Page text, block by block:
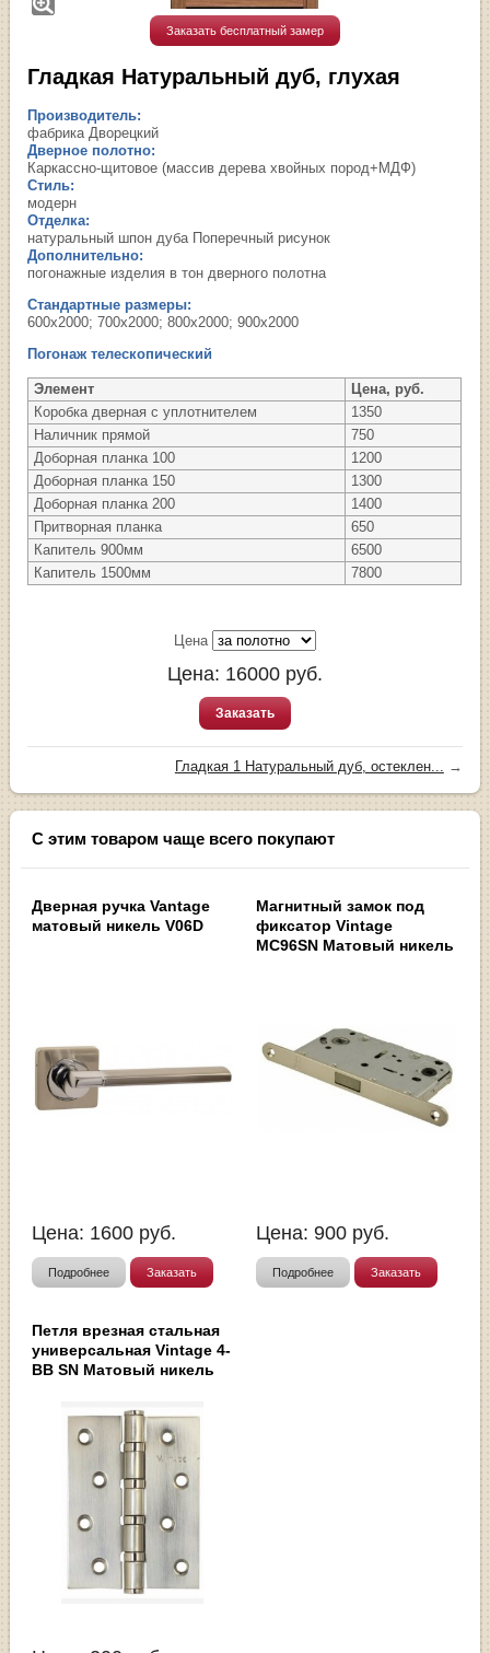
Заказать бесплатный замер
Гладкая Натуральный дуб, глухая
Производитель:
фабрика Дворецкий
Дверное полотно:
Каркассно-щитовое (массив дерева хвойных пород+МДФ)
Стиль:
модерн
Отделка:
натуральный шпон дуба Поперечный рисунок
Дополнительно:
погонажные изделия в тон дверного полотна
Стандартные размеры:
600х2000; 700х2000; 800х2000; 900х2000
Погонаж телескопический
Элемент
Цена, руб.
Коробка дверная с уплотнителем
1350
Наличник прямой
750
Доборная планка 100
1200
Доборная планка 150
1300
Доборная планка 200
1400
Притворная планка
650
Капитель 900мм
6500
Капитель 1500мм
7800
Цена
Цена: 16000 руб.
Заказать
Гладкая 1 Натуральный дуб, остеклен... →
С этим товаром чаще всего покупают
Дверная ручка Vantage
матовый никель V06D
Цена: 1600 руб.
Подробнее Заказать
Магнитный замок под
фиксатор Vintage
MC96SN Матовый никель
Цена: 900 руб.
Подробнее Заказать
Петля врезная стальная
универсальная Vintage 4-
BB SN Матовый никель